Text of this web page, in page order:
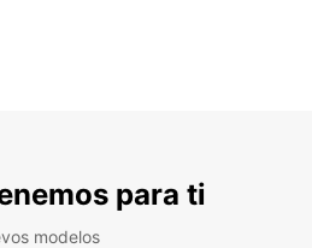
para ti
modelos